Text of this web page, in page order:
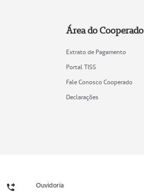
Área do Cooperado
Extrato de Pagamento
Portal TISS
Fale Conosco Cooperado
Declarações
Ouvidoria